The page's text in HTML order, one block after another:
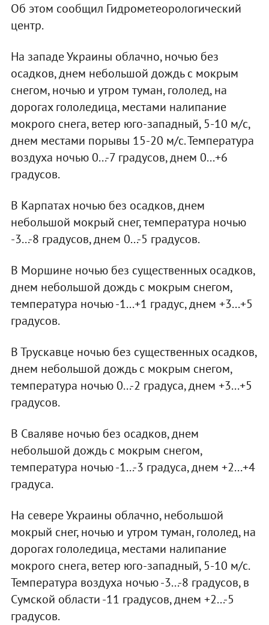
Об этом сообщил Гидрометеорологический
центр.
На западе Украины облачно, ночью без
осадков, днем небольшой дождь с мокрым
снегом, ночью и утром туман, гололед, на
дорогах гололедица, местами налипание
мокрого снега, ветер юго-западный, 5-10 м/с,
днем местами порывы 15-20 м/с. Температура
воздуха ночью 0...-7 градусов, днем 0...+6
градусов.
В Карпатах ночью без осадков, днем
небольшой мокрый снег, температура ночью
-3...-8 градусов, днем 0...-5 градусов.
В Моршине ночью без существенных осадков,
днем небольшой дождь с мокрым снегом,
температура ночью -1...+1 градус, днем +3...+5
градусов.
В Трускавце ночью без существенных осадков,
днем небольшой дождь с мокрым снегом,
температура ночью 0...-2 градуса, днем +3...+5
градусов.
В Сваляве ночью без осадков, днем
небольшой дождь с мокрым снегом,
температура ночью -1...-3 градуса, днем +2...+4
градуса.
На севере Украины облачно, небольшой
мокрый снег, ночью и утром туман, гололед, на
дорогах гололедица, местами налипание
мокрого снега, ветер юго-западный, 5-10 м/с.
Температура воздуха ночью -3...-8 градусов, в
Сумской области -11 градусов, днем +2...-5
градусов.